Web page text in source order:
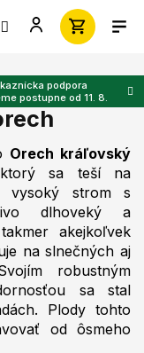
podpora
postupne od 11. 8.
Orech kráľovský
sa teší na
vysoký strom s
dlhoveký a
akejkoľvek
na slnečných aj
robustným
sa stal
Plody tohto
od ôsmeho